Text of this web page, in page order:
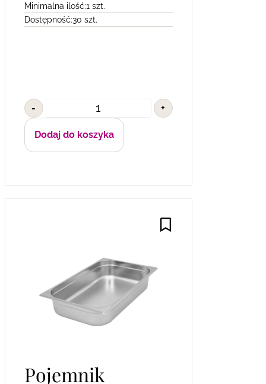
Minimalna ilość:1 szt.
Dostępność:30 szt.
- +
Dodaj do koszyka
Pojemnik